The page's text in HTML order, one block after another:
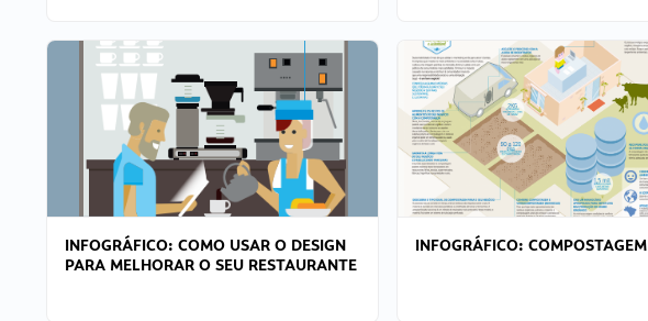
INFOGRÁFICO: COMO USAR O DESIGN
PARA MELHORAR O SEU RESTAURANTE
INFOGRÁFICO: COMPOSTAGEM